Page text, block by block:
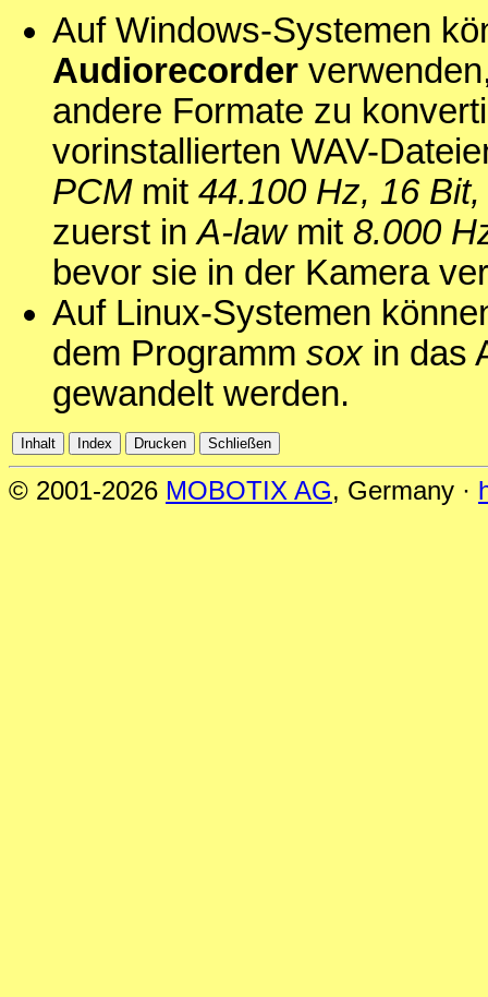
Auf Windows-Systemen
Audiorecorder
andere Formate zu
vorinstallierten WAV-
PCMmit 44.100 Hz, 16
zuerst inA-lawmit 8.000
bevor sie in der Kamera
Auf Linux-Systemen
dem Programm soxin das
gewandelt werden.
© 2001-2026 MOBOTIX AG, Germany ·